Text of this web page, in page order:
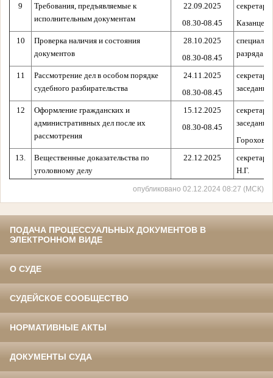
9 Требования, предъявляемые к
исполнительным документам
22.09.2025
08.30-08.45
секретарь
10
Проверка наличия и состояния
документов
28.10.2025
08.30-08.45
разряда
11
Рассмотрение дел в особом порядке
судебного разбирательства
24.11.2025
08.30-08.45
12
Оформление гражданских и
административных дел после их
рассмотрения
15.12.2025
08.30-08.45
заседания
Горохова
13.
Вещественные доказательства по
уголовному делу
22.12.2025
Н.Г.
опубликовано 02.12.2024 08:27 (МСК)
ПОДАЧА ПРОЦЕССУАЛЬНЫХ ДОКУМЕНТОВ В
ЭЛЕКТРОННОМ ВИДЕ
О СУДЕ
СУДЕЙСКОЕ СООБЩЕСТВО
НОРМАТИВНЫЕ АКТЫ
ДОКУМЕНТЫ СУДА